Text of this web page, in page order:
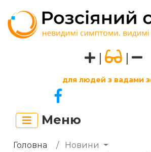
| |
для людей з вадами
Меню
Головна
Новини